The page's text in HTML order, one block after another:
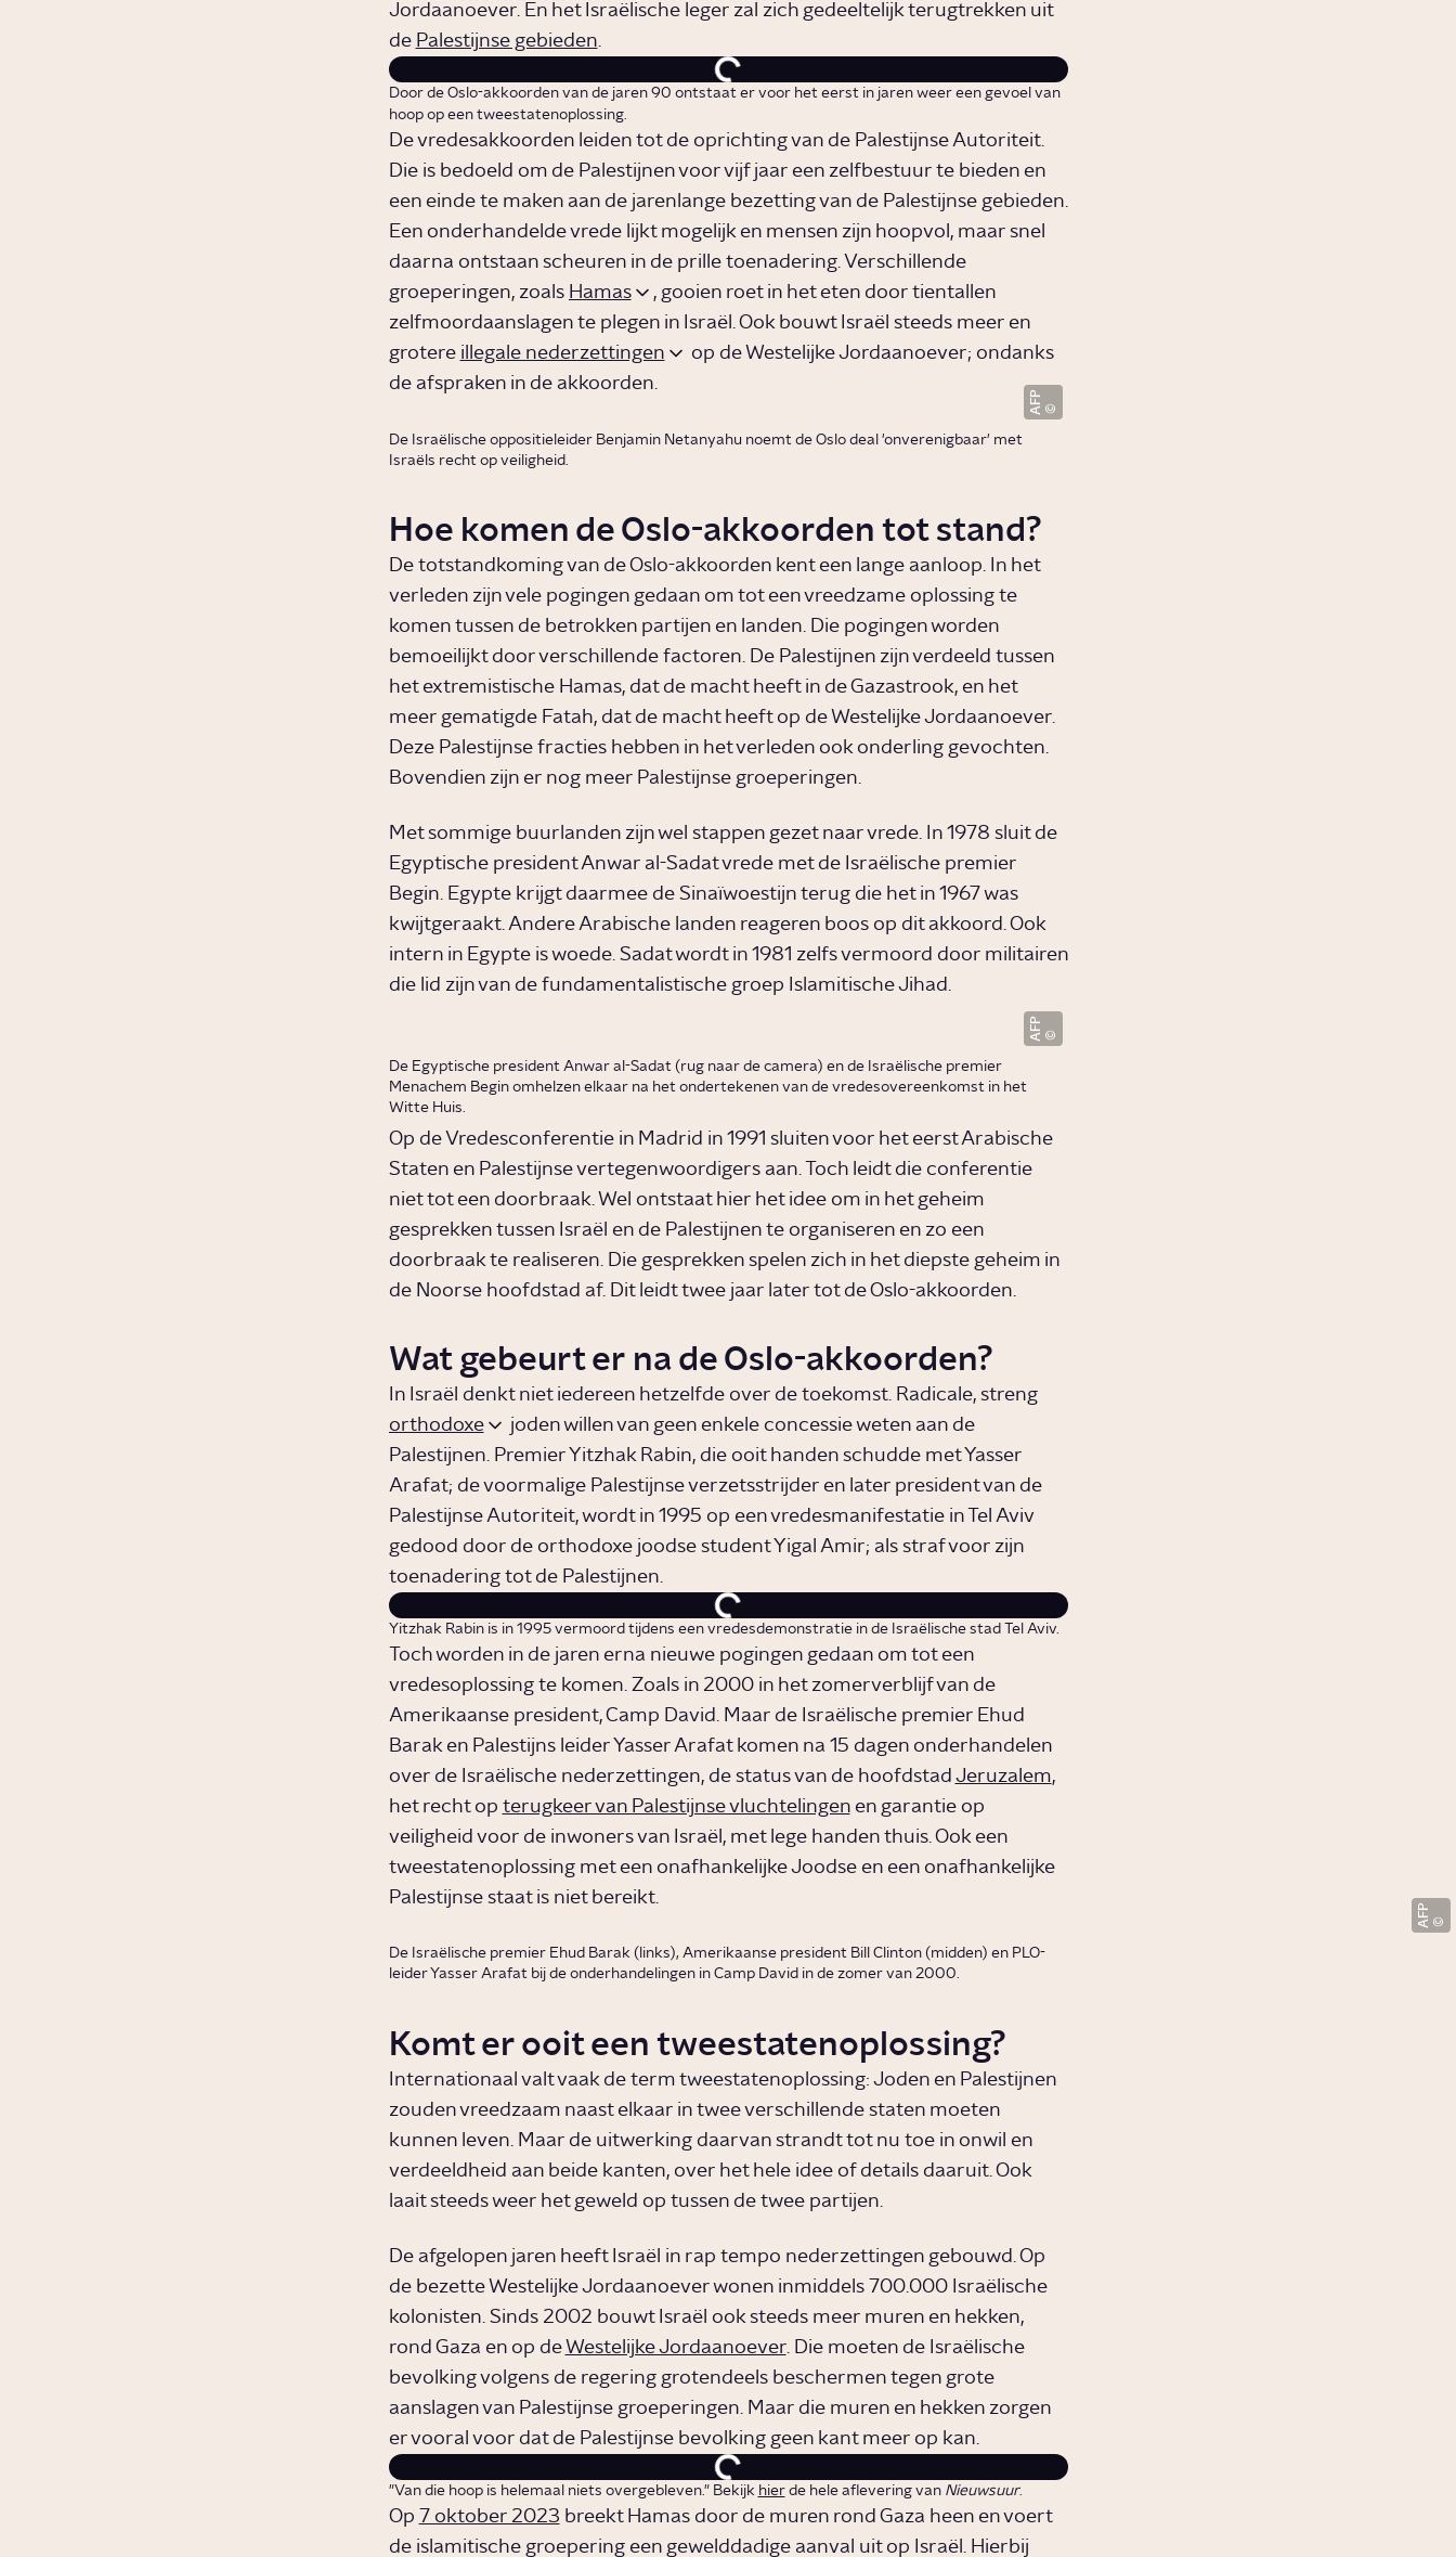
Jordaanoever. En het Israëlische leger zal zich gedeeltelijk terugtrekken uit
de Palestijnse gebieden.
Door de Oslo-akkoorden van de jaren 90 ontstaat er voor het eerst in jaren weer een gevoel van
hoop op een tweestatenoplossing.
De vredesakkoorden leiden tot de oprichting van de Palestijnse Autoriteit.
Die is bedoeld om de Palestijnen voor vijf jaar een zelfbestuur te bieden en
een einde te maken aan de jarenlange bezetting van de Palestijnse gebieden.
Een onderhandelde vrede lijkt mogelijk en mensen zijn hoopvol, maar snel
daarna ontstaan scheuren in de prille toenadering. Verschillende
groeperingen, zoals Hamas
, gooien roet in het eten door tientallen
zelfmoordaanslagen te plegen in Israël. Ook bouwt Israël steeds meer en
grotere illegale nederzettingen
op de Westelijke Jordaanoever; ondanks
de afspraken in de akkoorden.
AFP
De Israëlische oppositieleider Benjamin Netanyahu noemt de Oslo deal 'onverenigbaar' met
Israëls recht op veiligheid.
Hoe komen de Oslo-akkoorden tot stand?
De totstandkoming van de Oslo-akkoorden kent een lange aanloop. In het
verleden zijn vele pogingen gedaan om tot een vreedzame oplossing te
komen tussen de betrokken partijen en landen. Die pogingen worden
bemoeilijkt door verschillende factoren. De Palestijnen zijn verdeeld tussen
het extremistische Hamas, dat de macht heeft in de Gazastrook, en het
meer gematigde Fatah, dat de macht heeft op de Westelijke Jordaanoever.
Deze Palestijnse fracties hebben in het verleden ook onderling gevochten.
Bovendien zijn er nog meer Palestijnse groeperingen.
Met sommige buurlanden zijn wel stappen gezet naar vrede. In 1978 sluit de
Egyptische president Anwar al-Sadat vrede met de Israëlische premier
Begin. Egypte krijgt daarmee de Sinaïwoestijn terug die het in 1967 was
kwijtgeraakt. Andere Arabische landen reageren boos op dit akkoord. Ook
intern in Egypte is woede. Sadat wordt in 1981 zelfs vermoord door militairen
die lid zijn van de fundamentalistische groep Islamitische Jihad.
AFP
De Egyptische president Anwar al-Sadat (rug naar de camera) en de Israëlische premier
Menachem Begin omhelzen elkaar na het ondertekenen van de vredesovereenkomst in het
Witte Huis.
Op de Vredesconferentie in Madrid in 1991 sluiten voor het eerst Arabische
Staten en Palestijnse vertegenwoordigers aan. Toch leidt die conferentie
niet tot een doorbraak. Wel ontstaat hier het idee om in het geheim
gesprekken tussen Israël en de Palestijnen te organiseren en zo een
doorbraak te realiseren. Die gesprekken spelen zich in het diepste geheim in
de Noorse hoofdstad af. Dit leidt twee jaar later tot de Oslo-akkoorden.
Wat gebeurt er na de Oslo-akkoorden?
In Israël denkt niet iedereen hetzelfde over de toekomst. Radicale, streng
orthodoxe
joden willen van geen enkele concessie weten aan de
Palestijnen. Premier Yitzhak Rabin, die ooit handen schudde met Yasser
Arafat; de voormalige Palestijnse verzetsstrijder en later president van de
Palestijnse Autoriteit, wordt in 1995 op een vredesmanifestatie in Tel Aviv
gedood door de orthodoxe joodse student Yigal Amir; als straf voor zijn
toenadering tot de Palestijnen.
Yitzhak Rabin is in 1995 vermoord tijdens een vredesdemonstratie in de Israëlische stad Tel Aviv.
Toch worden in de jaren erna nieuwe pogingen gedaan om tot een
vredesoplossing te komen. Zoals in 2000 in het zomerverblijf van de
Amerikaanse president, Camp David. Maar de Israëlische premier Ehud
Barak en Palestijns leider Yasser Arafat komen na 15 dagen onderhandelen
over de Israëlische nederzettingen, de status van de hoofdstad Jeruzalem,
het recht op terugkeer van Palestijnse vluchtelingenen garantie op
veiligheid voor de inwoners van Israël, met lege handen thuis. Ook een
tweestatenoplossing met een onafhankelijke Joodse en een onafhankelijke
Palestijnse staat is niet bereikt.
AFP
De Israëlische premier Ehud Barak (links), Amerikaanse president Bill Clinton (midden) en PLO-
leider Yasser Arafat bij de onderhandelingen in Camp David in de zomer van 2000.
Komt er ooit een tweestatenoplossing?
Internationaal valt vaak de term tweestatenoplossing: Joden en Palestijnen
zouden vreedzaam naast elkaar in twee verschillende staten moeten
kunnen leven. Maar de uitwerking daarvan strandt tot nu toe in onwil en
verdeeldheid aan beide kanten, over het hele idee of details daaruit. Ook
laait steeds weer het geweld op tussen de twee partijen.
De afgelopen jaren heeft Israël in rap tempo nederzettingen gebouwd. Op
de bezette Westelijke Jordaanoever wonen inmiddels 700.000 Israëlische
kolonisten. Sinds 2002 bouwt Israël ook steeds meer muren en hekken,
rond Gaza en op de Westelijke Jordaanoever. Die moeten de Israëlische
bevolking volgens de regering grotendeels beschermen tegen grote
aanslagen van Palestijnse groeperingen. Maar die muren en hekken zorgen
er vooral voor dat de Palestijnse bevolking geen kant meer op kan.
"Van die hoop is helemaal niets overgebleven." Bekijk hierde hele aflevering van Nieuwsuur.
Op 7 oktober 2023 breekt Hamas door de muren rond Gaza heen en voert
de islamitische groepering een gewelddadige aanval uit op Israël. Hierbij